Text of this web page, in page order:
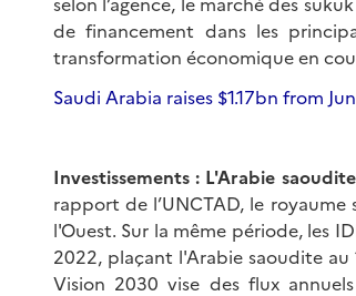
de financement dans les
transformation économique en
Saudi Arabia raises $1.17bn from
Investissements : L'Arabie
rapport de l’UNCTAD, le
l'Ouest. Sur la même période, les
2022, plaçant l'Arabie saoudite au
Vision 2030 vise des flux